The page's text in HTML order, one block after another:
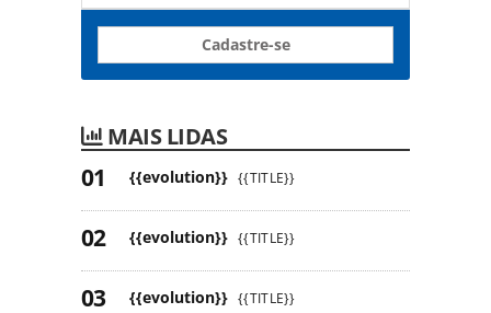
Cadastre-se
MAIS LIDAS
{{evolution}} {{TITLE}}
{{evolution}} {{TITLE}}
{{evolution}} {{TITLE}}